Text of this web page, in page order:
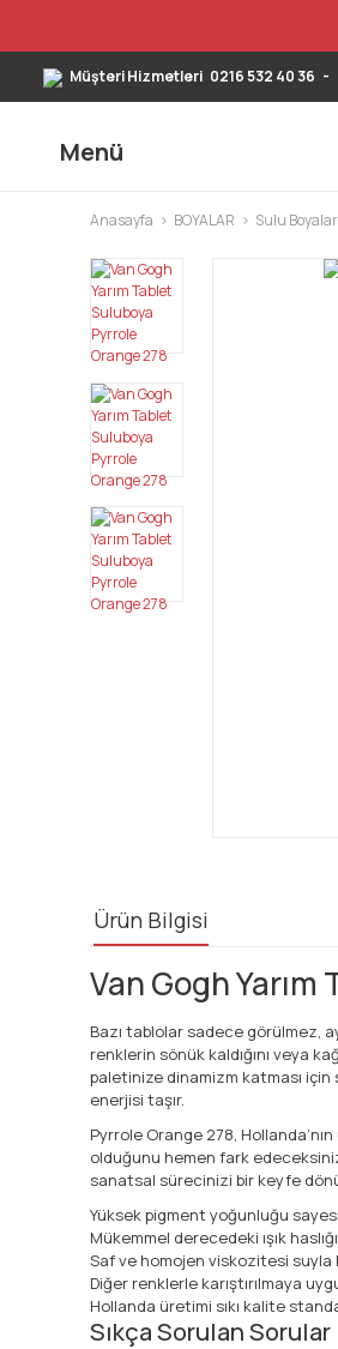
Müşteri Hizmetleri 0216 532 40 36 -
Menü
Anasayfa BOYALAR Sulu Boyalar
Ürün Bilgisi
Van Gogh
Bazı tablolar sadece görülmez,
renklerin sönük kaldığını veya
paletinize dinamizm katması için
enerjisi taşır.
Pyrrole Orange 278,
olduğunu hemen fark
sanatsal sürecinizi bir keyfe
Yüksek pigment yoğunluğu
Mükemmel derecedeki ışık
Saf ve homojen viskozitesi suyla
Diğer renklerle karıştırılmaya
Hollanda üretimi sıkı kalite
Sıkça Sorulan Sorular